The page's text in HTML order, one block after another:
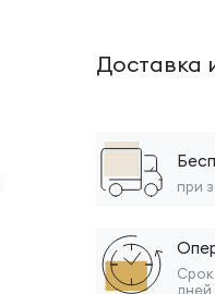
Доставка
при
дней